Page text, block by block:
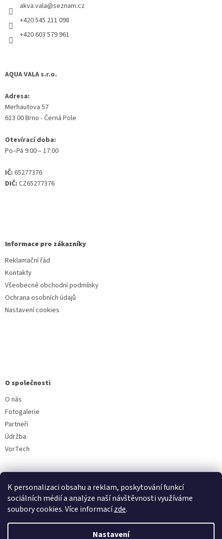
K personalizaci obsahu a reklam, poskytování funkcí
sociálních médií a analýze naší návštěvnosti využíváme
soubory cookies. Více informacízde.
Nastavení
akva.vala@seznam.cz
+420 545 211 098
+420 603 579 961
AQUA VALA s.r.o.
Adresa:
Merhautova 57
613 00 Brno - Černá Pole
Otevírací doba:
Po–Pá 9:00 – 17:00
IČ: 65277376
DIČ: CZ65277376
Informace pro zákazníky
Reklamační řád
Kontakty
Všeobecné obchodní podmínky
Ochrana osobních údajů
Nastavení cookies
O společnosti
O nás
Fotogalerie
Partneři
Údržba
VorTech